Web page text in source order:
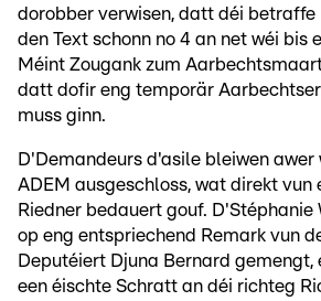
dorobber verwisen, datt déi betraffe
den Text schonn no 4 an net wéi bis
Méint Zougank zum
datt dofir eng temporär
muss ginn.
D'Demandeurs d'asile bleiwen awer
ADEM ausgeschloss, wat direkt vun
Riedner bedauert gouf.
op eng entspriechend Remark vun
Deputéiert Djuna Bernard gemengt,
een éischte Schratt an déi richteg